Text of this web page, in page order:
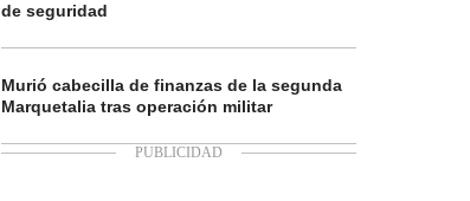
de seguridad
Murió cabecilla de finanzas de la segunda
Marquetalia tras operación militar